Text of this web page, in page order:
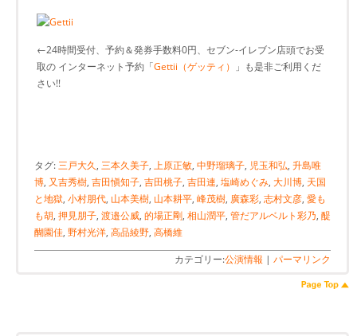
←24時間受付、予約＆発券手数料0円、セブン-イレブン店頭でお受
取の インターネット予約「Gettii（ゲッティ）
」も是非ご利用くだ
さい!!
タグ:三戸大久, 三本久美子, 上原正敏, 中野瑠璃子, 児玉和弘, 升島唯
博, 又吉秀樹, 吉田愼知子, 吉田桃子, 吉田連, 塩崎めぐみ, 大川博, 天国
と地獄, 小村朋代, 山本美樹, 山本耕平, 峰茂樹, 廣森彩, 志村文彦, 愛も
も胡, 押見朋子, 渡邉公威, 的場正剛, 相山潤平, 管だアルベルト彩乃, 醍
醐園佳, 野村光洋, 高品綾野, 高橋維
カテゴリー:公演情報 | パーマリンク